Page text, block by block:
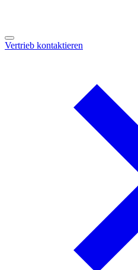
Vertrieb kontaktieren